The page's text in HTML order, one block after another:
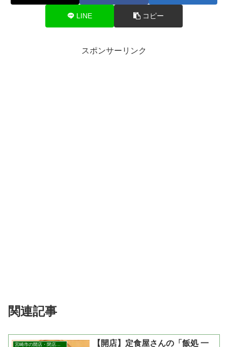
LINE コピー
スポンサーリンク
関連記事
【開店】定食屋さんの「飯処 一